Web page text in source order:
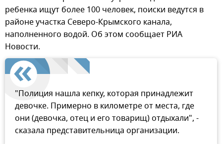
ребенка ищут более 100 человек, поиски ведутся в
районе участка Северо-Крымского канала,
наполненного водой. Об этом сообщает РИА
Новости.
"Полиция нашла кепку, которая принадлежит
девочке. Примерно в километре от места, где
они (девочка, отец и его товарищ) отдыхали", -
сказала представительница организации.